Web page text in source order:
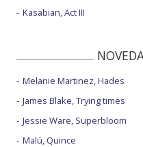
Kasabian, Act III
Melanie Martinez, Hades
James Blake, Trying times
Jessie Ware, Superbloom
Malú, Quince